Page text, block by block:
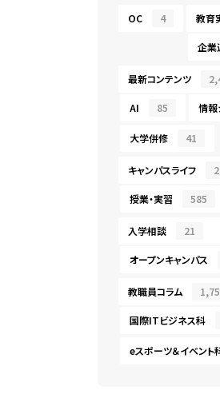
OC 4 教育
企業
最新コンテンツ
AI 85 情報
大学併修 41
キャンパスライフ
授業・実習 585
入学相談 21
オープンキャンパス
教職員コラム
国際ITビジネス科
eスポーツ＆イベント